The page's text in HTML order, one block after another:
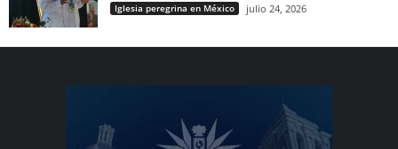
Iglesia peregrina en México julio 24, 2026